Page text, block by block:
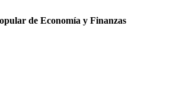
de Economía y Finanzas